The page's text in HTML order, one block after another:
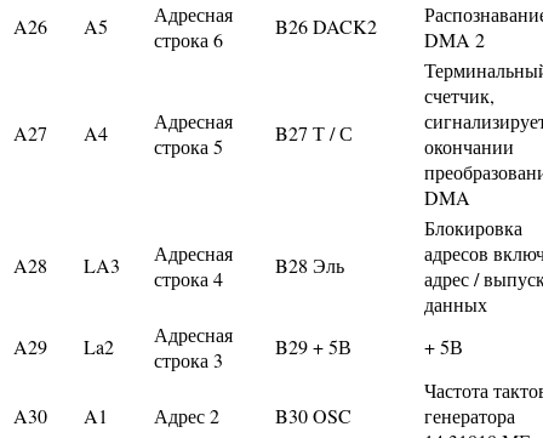
A26
A5
Адресная
строка 6
B26DACK2
DMA 2
A27 A4
Адресная
строка 5
B27 Т / С
счетчик,
окончании
DMA
A28 LA3
Адресная
строка 4
B28 Эль
Блокировка
адресов
адрес /
данных
A29
La2
Адресная
строка 3
B29+ 5В + 5В
A30 A1 Адрес 2 B30OSC
Частота
генератора